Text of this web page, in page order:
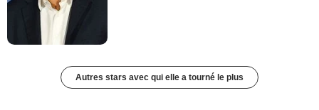
Autres stars avec qui elle a tourné le plus